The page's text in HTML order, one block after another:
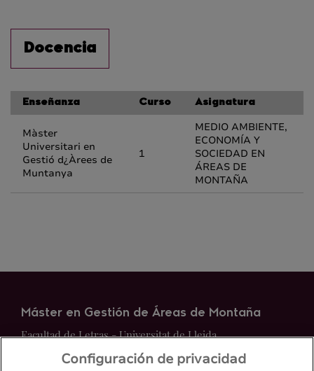
Docencia
Enseñanza Curso Asignatura
Màster
Universitari en
Gestió d¿Àrees de
Muntanya
1
MEDIO AMBIENTE,
ECONOMÍA Y
SOCIEDAD EN
ÁREAS DE
MONTAÑA
Máster en Gestión de Áreas de Montaña
Facultad de Letras - Universitat de Lleida
Configuración de privacidad